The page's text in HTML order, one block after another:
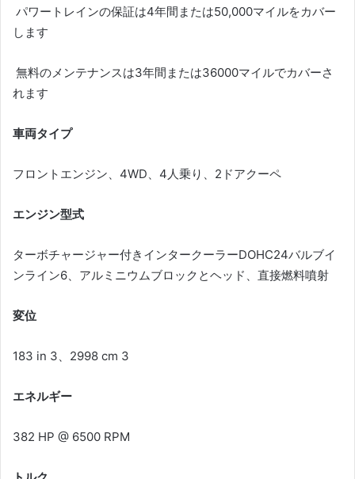
パワートレインの保証は4年間または50,000マイルをカバー
します
無料のメンテナンスは3年間または36000マイルでカバーさ
れます
車両タイプ
フロントエンジン、4WD、4人乗り、2ドアクーペ
エンジン型式
ターボチャージャー付きインタークーラーDOHC24バルブイ
ンライン6、アルミニウムブロックとヘッド、直接燃料噴射
変位
183 in 3、2998 cm 3
エネルギー
382 HP @ 6500 RPM